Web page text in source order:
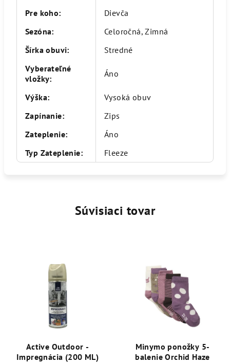
Pre koho:
Dievča
Sezóna:
Celoročná, Zimná
Šírka obuvi:
Stredné
Vyberateľné
vložky: Áno
Výška:
Vysoká obuv
Zapínanie:
Zips
Zateplenie:
Áno
Typ Zateplenie: Fleeze
Súvisiaci tovar
Active Outdoor -
Impregnácia (200 ML)
Minymo ponožky 5-
balenie Orchid Haze